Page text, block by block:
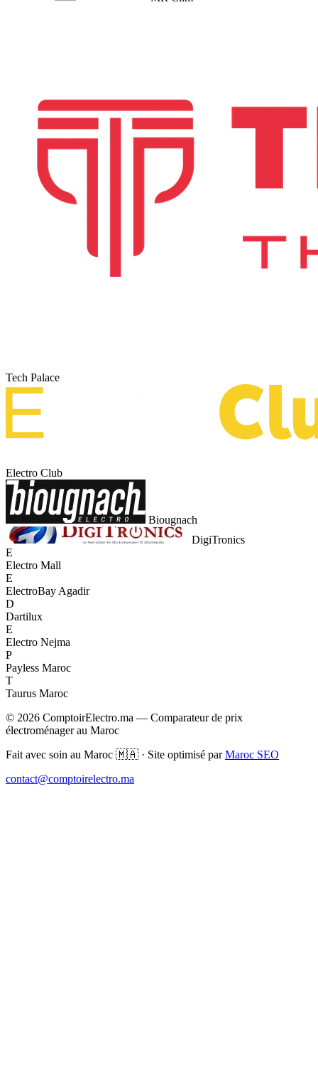
Tech Palace
Electro Club
Biougnach
DigiTronics
E
Electro Mall
E
ElectroBay Agadir
D
Dartilux
E
Electro Nejma
P
Payless Maroc
T
Taurus Maroc
© 2026 ComptoirElectro.ma — Comparateur de prix
électroménager au Maroc
Fait avec soin au Maroc 🇲🇦 · Site optimisé parMaroc SEO
contact@comptoirelectro.ma